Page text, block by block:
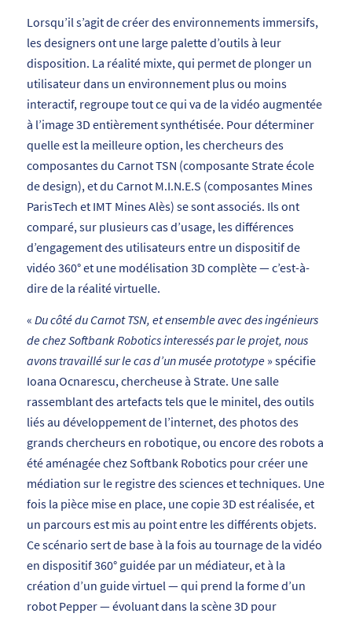
Lorsqu’il s’agit de créer des environnements immersifs,
les designers ont une large palette d’outils à leur
disposition. La réalité mixte, qui permet de plonger un
utilisateur dans un environnement plus ou moins
interactif, regroupe tout ce qui va de la vidéo augmentée
à l’image 3D entièrement synthétisée. Pour déterminer
quelle est la meilleure option, les chercheurs des
composantes du Carnot TSN (composante Strate école
de design), et du Carnot M.I.N.E.S (composantes Mines
ParisTech et IMT Mines Alès) se sont associés. Ils ont
comparé, sur plusieurs cas d’usage, les différences
d’engagement des utilisateurs entre un dispositif de
vidéo 360° et une modélisation 3D complète — c’est-à-
dire de la réalité virtuelle.
« Du côté du Carnot TSN, et ensemble avec des ingénieurs
de chez Softbank Robotics interessés par le projet, nous
avons travaillé sur le cas d’un musée prototype» spécifie
Ioana Ocnarescu, chercheuse à Strate. Une salle
rassemblant des artefacts tels que le minitel, des outils
liés au développement de l’internet, des photos des
grands chercheurs en robotique, ou encore des robots a
été aménagée chez Softbank Robotics pour créer une
médiation sur le registre des sciences et techniques. Une
fois la pièce mise en place, une copie 3D est réalisée, et
un parcours est mis au point entre les différents objets.
Ce scénario sert de base à la fois au tournage de la vidéo
en dispositif 360° guidée par un médiateur, et à la
création d’un guide virtuel — qui prend la forme d’un
robot Pepper — évoluant dans la scène 3D pour